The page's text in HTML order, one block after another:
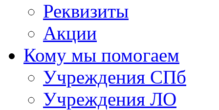
Реквизиты
Акции
Кому мы помогаем
Учреждения СПб
Учреждения ЛО